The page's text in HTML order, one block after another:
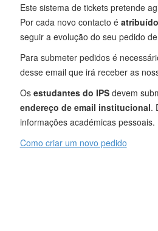
Este sistema de tickets pretende
Por cada novo contacto é
seguir a evolução do seu pedido
Para submeter pedidos é
desse email que irá receber as
Os estudantes do IPSdevem
endereço de email institucional.
informações académicas pessoais.
Como criar um novo pedido